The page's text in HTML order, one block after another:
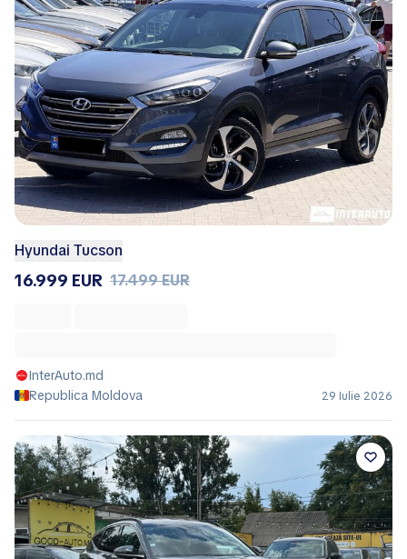
Hyundai Tucson
16.999 EUR 17.499 EUR
InterAuto.md
Republica Moldova
29 Iulie 2026